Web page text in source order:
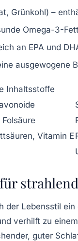
Grünkohl) –
Omega-3-
an EPA und
ausgewogene
Inhaltsstoffe
Vitamin E
der Lebensstil
verhilft zu
guter